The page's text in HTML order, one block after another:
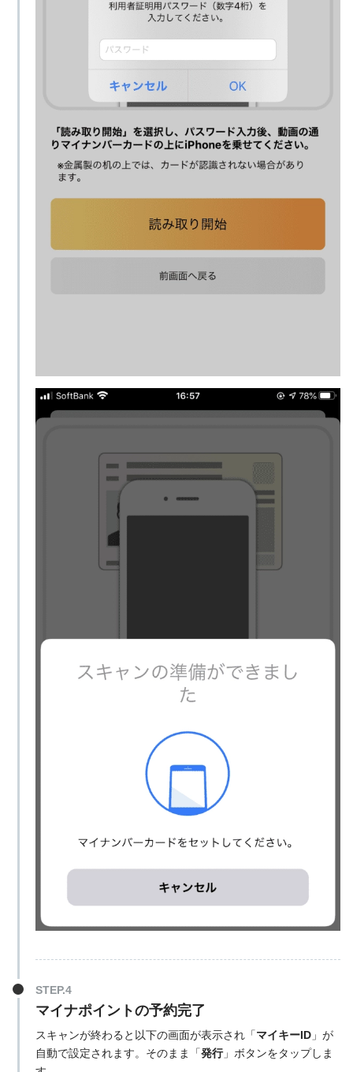
STEP.4
マイナポイントの予約完了
スキャンが終わると以下の画面が表示され「マイキーID」が
自動で設定されます。そのまま「発行」ボタンをタップしま